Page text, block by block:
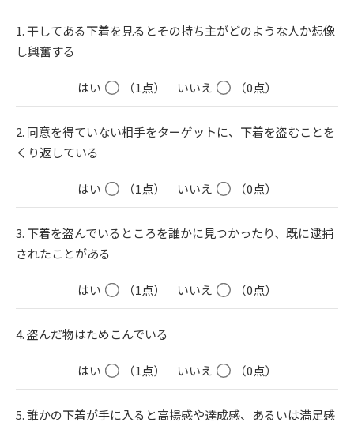
1. 干してある下着を見るとその持ち主がどのような人か想像
し興奮する
はい （1点） いいえ （0点）
2. 同意を得ていない相手をターゲットに、下着を盗むことを
くり返している
はい （1点） いいえ （0点）
3. 下着を盗んでいるところを誰かに見つかったり、既に逮捕
されたことがある
はい （1点） いいえ （0点）
4. 盗んだ物はためこんでいる
はい （1点） いいえ （0点）
5. 誰かの下着が手に入ると高揚感や達成感、あるいは満足感